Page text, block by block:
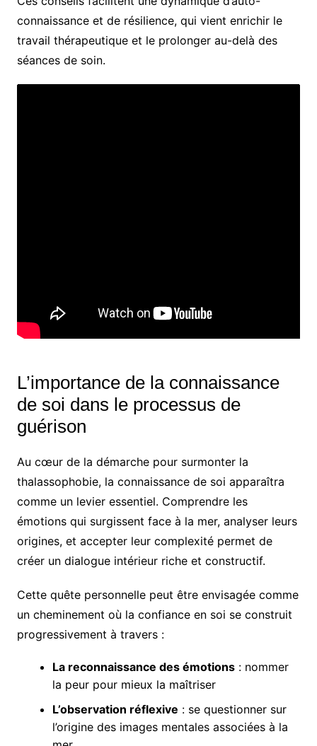
connaissance et de résilience, qui vient enrichir le
travail thérapeutique et le prolonger au-delà des
séances de soin.
L’importance de la connaissance
de soi dans le processus de
guérison
Au cœur de la démarche pour surmonter la
thalassophobie, la connaissance de soi apparaîtra
comme un levier essentiel. Comprendre les
émotions qui surgissent face à la mer, analyser leurs
origines, et accepter leur complexité permet de
créer un dialogue intérieur riche et constructif.
Cette quête personnelle peut être envisagée comme
un cheminement où la confiance en soi se construit
progressivement à travers :
La reconnaissance des émotions: nommer
la peur pour mieux la maîtriser
L’observation réflexive : se questionner sur
l’origine des images mentales associées à la